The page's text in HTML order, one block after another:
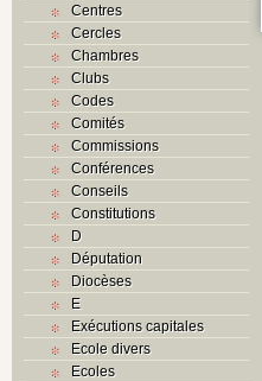
Centres
Cercles
Chambres
Clubs
Codes
Comités
Commissions
Conférences
Conseils
Constitutions
D
Députation
Diocèses
E
Exécutions capitales
Ecole divers
Ecoles